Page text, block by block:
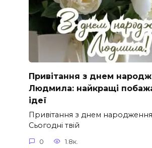
Привітання з днем
Людмила: найкращі
ідеї
Привітання з днем
Сьогодні твій
0 1.8к.